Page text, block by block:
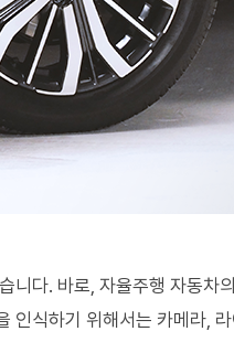
니다. 바로, 자율주행 자동차
인식하기 위해서는 카메라,